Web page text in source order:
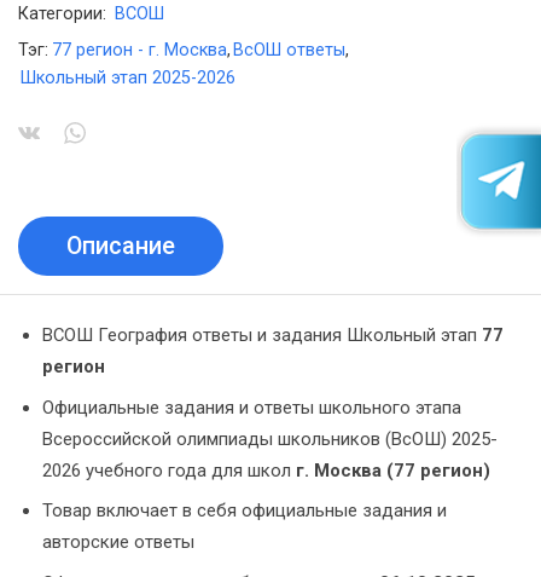
Категории: ВСОШ
Тэг: 77 регион - г. Москва, ВсОШ ответы,
Школьный этап 2025-2026
Описание
ВСОШ География ответы и задания Школьный этап 77
регион
Официальные задания и ответы школьного этапа
Всероссийской олимпиады школьников (ВсОШ) 2025-
2026 учебного года для школ г. Москва (77 регион)
Товар включает в себя официальные задания и
авторские ответы